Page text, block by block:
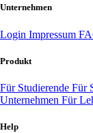
Unternehmen
Login Impressum
Produkt
Für Studierende Für
Unternehmen Für
Help